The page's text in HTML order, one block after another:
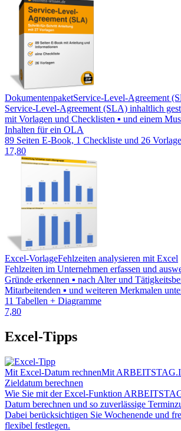
DokumentenpaketService-Level-Agreement
Service-Level-Agreement (SLA) inhaltlich
mit Vorlagen und Checklisten ▪ und einem
Inhalten für ein OLA
89 Seiten E-Book, 1 Checkliste und 26
17,80
Excel-VorlageFehlzeiten analysieren mit Excel
Fehlzeiten im Unternehmen erfassen und
Gründe erkennen ▪ nach Alter und
Mitarbeitenden ▪ und weiteren Merkmalen
11 Tabellen + Diagramme
7,80
Excel-Tipps
Mit Excel-Datum rechnenMit
Zieldatum berechnen
Wie Sie mit der Excel-Funktion
Datum berechnen und so zuverlässige
Dabei berücksichtigen Sie Wochenende und
flexibel festlegen.